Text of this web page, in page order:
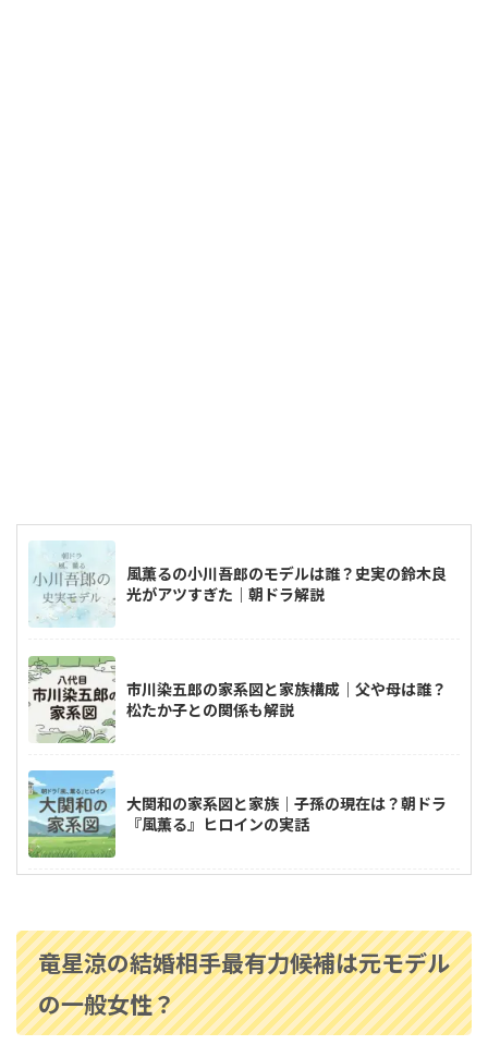
風薫るの小川吾郎のモデルは誰？史実の鈴木良
光がアツすぎた｜朝ドラ解説
市川染五郎の家系図と家族構成｜父や母は誰？
松たか子との関係も解説
大関和の家系図と家族｜子孫の現在は？朝ドラ
『風薫る』ヒロインの実話
じみで仲良しはいつから？
高嶋ちさ子の家系図｜父は誰？高島忠夫との関
竜星涼の結婚相手最有力候補は元モデル
の一般女性？